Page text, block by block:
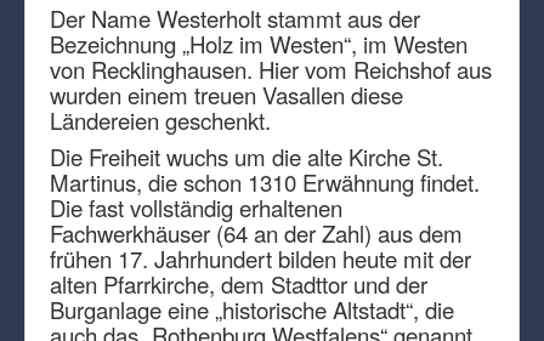
Der Name Westerholt stammt aus der
Bezeichnung „Holz im Westen“, im Westen
von Recklinghausen. Hier vom Reichshof aus
wurden einem treuen Vasallen diese
Ländereien geschenkt.
Die Freiheit wuchs um die alte Kirche St.
Martinus, die schon 1310 Erwähnung findet.
Die fast vollständig erhaltenen
Fachwerkhäuser (64 an der Zahl) aus dem
frühen 17. Jahrhundert bilden heute mit der
alten Pfarrkirche, dem Stadttor und der
Burganlage eine „historische Altstadt“, die
auch das „Rothenburg Westfalens“ genannt